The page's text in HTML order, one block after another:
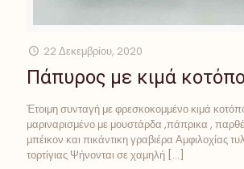
22 Δεκεμβρίου, 2020
Πάπυρος με κιμά
Έτοιμη συνταγή με φρεσκοκομμένο κιμά
μαριναρισμένο με μουστάρδα ,πάπρικα ,
μπέικον και πικάντικη γραβιέρα Αμφιλοχίας
τορτίγιας Ψήνονται σε χαμηλή […]